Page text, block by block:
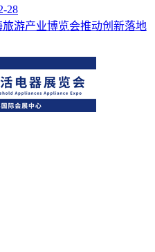
28
游产业博览会推动创新落地